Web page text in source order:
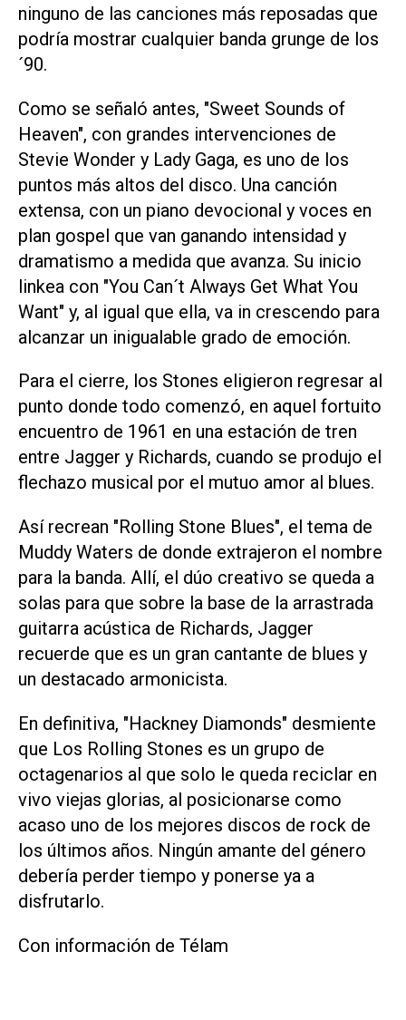
ninguno de las canciones más reposadas que
podría mostrar cualquier banda grunge de los
´90.
Como se señaló antes, "Sweet Sounds of
Heaven", con grandes intervenciones de
Stevie Wonder y Lady Gaga, es uno de los
puntos más altos del disco. Una canción
extensa, con un piano devocional y voces en
plan gospel que van ganando intensidad y
dramatismo a medida que avanza. Su inicio
linkea con "You Can´t Always Get What You
Want" y, al igual que ella, va in crescendo para
alcanzar un inigualable grado de emoción.
Para el cierre, los Stones eligieron regresar al
punto donde todo comenzó, en aquel fortuito
encuentro de 1961 en una estación de tren
entre Jagger y Richards, cuando se produjo el
flechazo musical por el mutuo amor al blues.
Así recrean "Rolling Stone Blues", el tema de
Muddy Waters de donde extrajeron el nombre
para la banda. Allí, el dúo creativo se queda a
solas para que sobre la base de la arrastrada
guitarra acústica de Richards, Jagger
recuerde que es un gran cantante de blues y
un destacado armonicista.
En definitiva, "Hackney Diamonds" desmiente
que Los Rolling Stones es un grupo de
octagenarios al que solo le queda reciclar en
vivo viejas glorias, al posicionarse como
acaso uno de los mejores discos de rock de
los últimos años. Ningún amante del género
debería perder tiempo y ponerse ya a
disfrutarlo.
Con información de Télam